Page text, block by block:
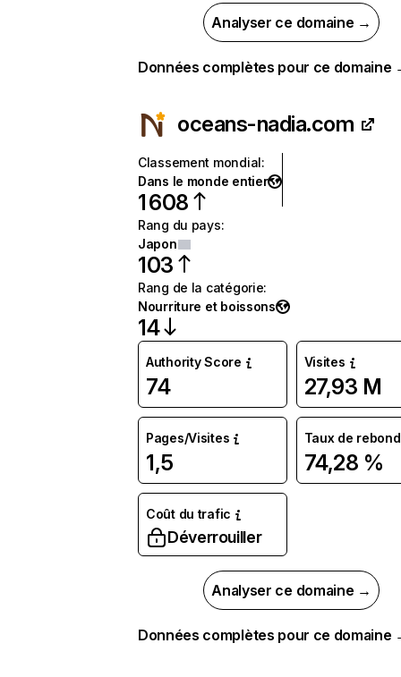
Analyser ce domaine →
Données complètes pour ce domaine
oceans-nadia.com
Classement mondial:
Dans le monde entier
1 608
Rang du pays:
Japon
103
Rang de la catégorie:
Nourriture et boissons
14
Authority Score
74
Visites
27,93 M
Pages/Visites
1,5
Taux de rebond
74,28 %
Coût du trafic
Déverrouiller
Analyser ce domaine →
Données complètes pour ce domaine